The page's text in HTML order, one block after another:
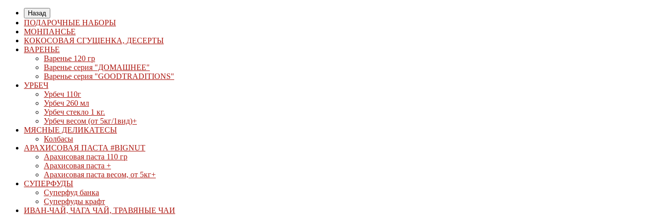
Назад
ПОДАРОЧНЫЕ НАБОРЫ
МОНПАНСЬЕ
КОКОСОВАЯ СГУЩЕНКА, ДЕСЕРТЫ
ВАРЕНЬЕ
Варенье 120 гр
Варенье серия "ДОМАШНЕЕ"
Варенье серия "GOODTRADITIONS"
УРБЕЧ
Урбеч 110г
Урбеч 260 мл
Урбеч стекло 1 кг.
Урбеч весом (от 5кг/1вид)+
МЯСНЫЕ ДЕЛИКАТЕСЫ
Колбасы
АРАХИСОВАЯ ПАСТА #BIGNUT
Арахисовая паста 110 гр
Арахисовая паста +
Арахисовая паста весом, от 5кг+
СУПЕРФУДЫ
Суперфуд банка
Суперфуды крафт
ИВАН-ЧАЙ, ЧАГА ЧАЙ, ТРАВЯНЫЕ ЧАИ